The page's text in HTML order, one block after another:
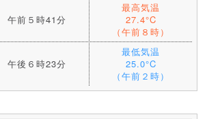
午前５時41分
最高気温
27.4°C
（午前８時）
午後６時23分
最低気温
25.0°C
（午前２時）